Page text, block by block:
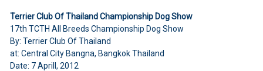
Terrier Club Of Thailand Championship Dog Show
17th TCTH All Breeds Championship Dog Show
By: Terrier Club Of Thailand
at: Central City Bangna, Bangkok Thailand
Date: 7 Aprill, 2012